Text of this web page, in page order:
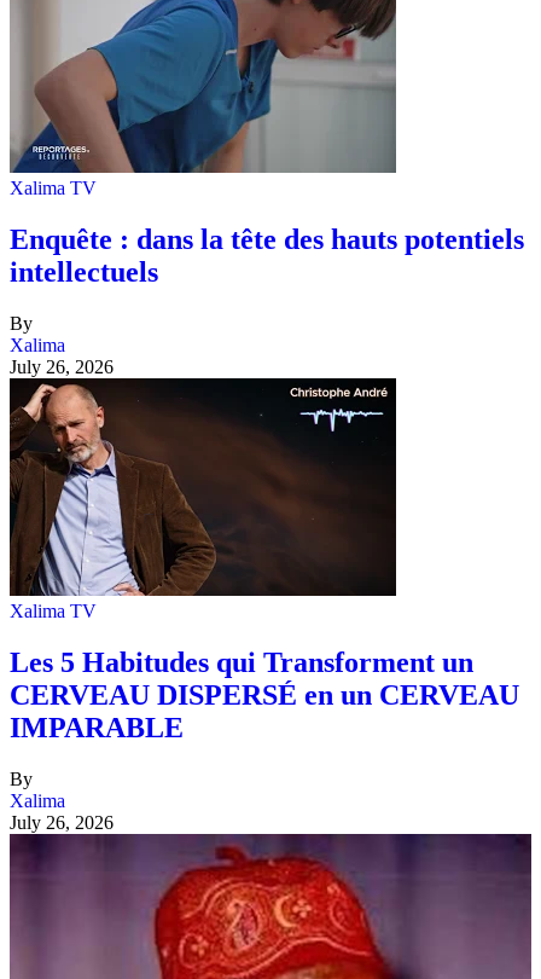
Xalima TV
Enquête : dans la tête des hauts potentiels
intellectuels
By
Xalima
July 26, 2026
Xalima TV
Les 5 Habitudes qui Transforment un
CERVEAU DISPERSÉ en un CERVEAU
IMPARABLE
By
Xalima
July 26, 2026